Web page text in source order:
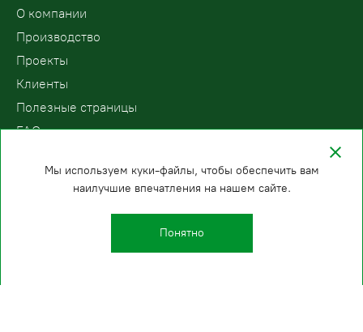
О компании
Производство
Проекты
Клиенты
Полезные страницы
FAQ
8 (800) 200-78-15
E-mail:
Мы используем куки-файлы, чтобы обеспечить вам
наилучшие впечатления на нашем сайте.
Понятно